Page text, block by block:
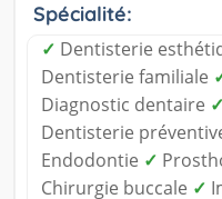
Spécialité:
✓ Dentisterie
Dentisterie familiale
Diagnostic dentaire ✓
Dentisterie
Endodontie ✓
Chirurgie buccale ✓